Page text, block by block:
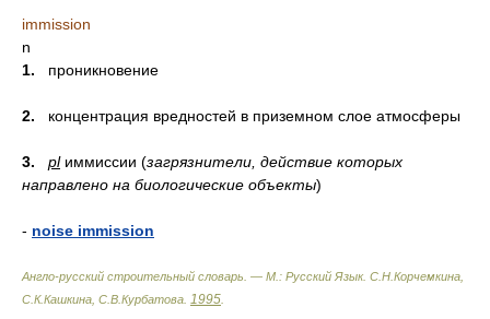
immission
n
1. проникновение
2. концентрация вредностей в приземном слое атмосферы
3. plиммиссии (загрязнители, действие которых
направлено на биологические объекты)
- noise immission
Англо-русский строительный словарь. — М.: Русский Язык. С.Н.Корчемкина,
С.К.Кашкина, С.В.Курбатова 1995